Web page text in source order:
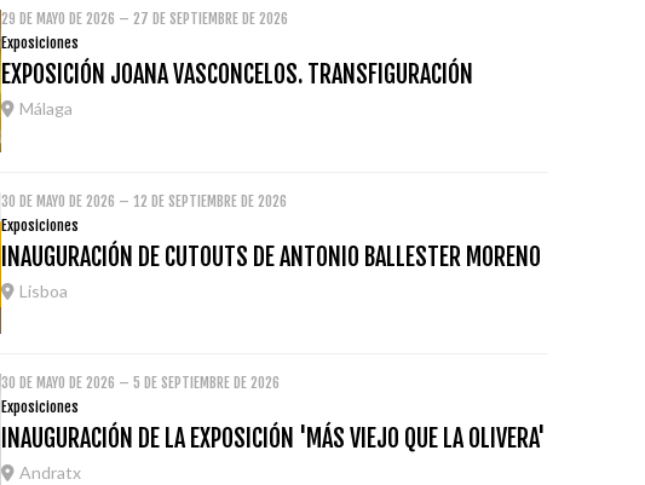
29 DE MAYO DE 2026 – 27 DE SEPTIEMBRE DE 2026
Exposiciones
EXPOSICIÓN JOANA VASCONCELOS. TRANSFIGURACIÓN
Málaga
30 DE MAYO DE 2026 – 12 DE SEPTIEMBRE DE 2026
Exposiciones
INAUGURACIÓN DE CUTOUTS DE ANTONIO BALLESTER MORENO
Lisboa
30 DE MAYO DE 2026 – 5 DE SEPTIEMBRE DE 2026
Exposiciones
INAUGURACIÓN DE LA EXPOSICIÓN 'MÁS VIEJO QUE LA OLIVERA'
Andratx